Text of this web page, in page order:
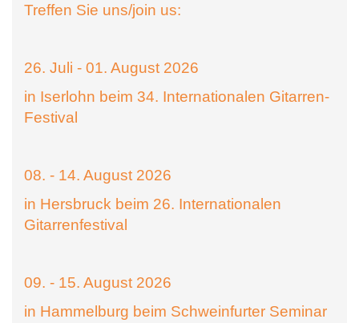
Treffen Sie uns/join us:
26. Juli - 01. August 2026
in Iserlohn beim 34. Internationalen Gitarren-
Festival
08. - 14. August 2026
in Hersbruck beim 26. Internationalen
Gitarrenfestival
09. - 15. August 2026
in Hammelburg beim Schweinfurter Seminar